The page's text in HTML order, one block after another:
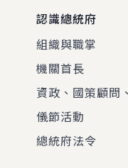
認識總統府
組織與職掌
機關首長
資政、國策顧問
儀節活動
總統府法令